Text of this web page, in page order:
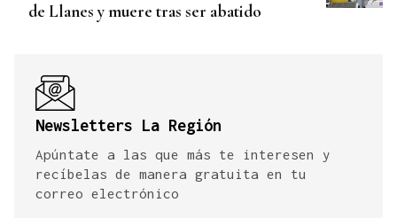
de Llanes y muere tras ser abatido
Newsletters La Región
Apúntate a las que más te interesen y
recíbelas de manera gratuita en tu
correo electrónico